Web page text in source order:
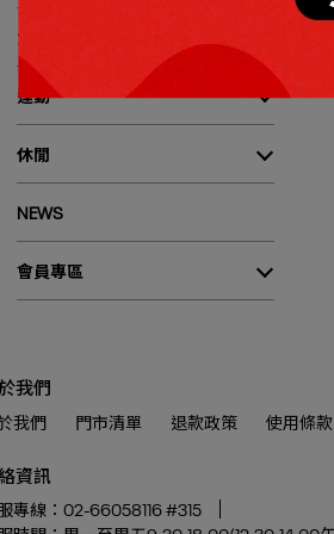
女性
運動
休閒
NEWS
會員專區
我們
我們 門市清單 退款政策 使用條款
資訊
專線：02-66058116 #315